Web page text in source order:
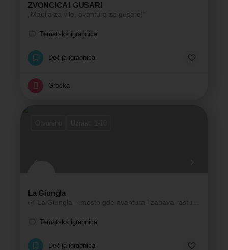
ZVONCICA I GUSARI
„Magija za vile, avantura za gusare!“
Tematska igraonica
Dečija igraonica
Grocka
La Giungla
Tematska igraonica
Dečija igraonica